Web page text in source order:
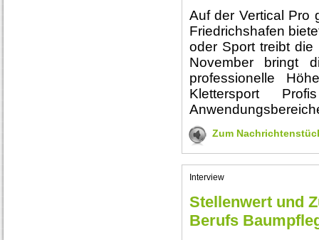
Auf der Vertical Pro
Friedrichshafen
oder Sport treibt die
November bringt
professionelle
Klettersport
Zum
Interview
Stellenwert und
Berufs